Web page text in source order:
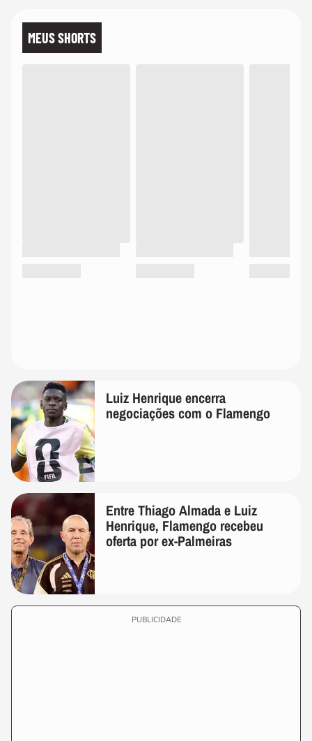
MEUS SHORTS
Luiz Henrique encerra
negociações com o Flamengo
Entre Thiago Almada e Luiz
Henrique, Flamengo recebeu
oferta por ex-Palmeiras
PUBLICIDADE